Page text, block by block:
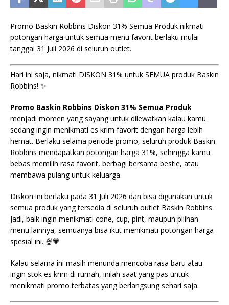
Promo Baskin Robbins Diskon 31% Semua Produk nikmati
potongan harga untuk semua menu favorit berlaku mulai
tanggal 31 Juli 2026 di seluruh outlet.
Hari ini saja, nikmati DISKON 31% untuk SEMUA produk Baskin
Robbins! ✨
Promo Baskin Robbins Diskon 31% Semua Produk
menjadi momen yang sayang untuk dilewatkan kalau kamu
sedang ingin menikmati es krim favorit dengan harga lebih
hemat. Berlaku selama periode promo, seluruh produk Baskin
Robbins mendapatkan potongan harga 31%, sehingga kamu
bebas memilih rasa favorit, berbagi bersama bestie, atau
membawa pulang untuk keluarga.
Diskon ini berlaku pada 31 Juli 2026 dan bisa digunakan untuk
semua produk yang tersedia di seluruh outlet Baskin Robbins.
Jadi, baik ingin menikmati cone, cup, pint, maupun pilihan
menu lainnya, semuanya bisa ikut menikmati potongan harga
spesial ini. 🍨💗
Kalau selama ini masih menunda mencoba rasa baru atau
ingin stok es krim di rumah, inilah saat yang pas untuk
menikmati promo terbatas yang berlangsung sehari saja.